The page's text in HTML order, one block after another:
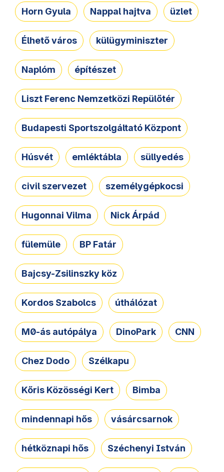
Horn Gyula Nappal hajtva üzlet
Élhető város külügyminiszter
Naplóm építészet
Liszt Ferenc Nemzetközi Repülőtér
Budapesti Sportszolgáltató Központ
Húsvét emléktábla süllyedés
civil szervezet személygépkocsi
Hugonnai Vilma Nick Árpád
fülemüle BP Fatár
Bajcsy-Zsilinszky köz
Kordos Szabolcs úthálózat
M0-ás autópálya DinoPark CNN
Chez Dodo Szélkapu
Kőris Közösségi Kert Bimba
mindennapi hős vásárcsarnok
hétköznapi hős Széchenyi István